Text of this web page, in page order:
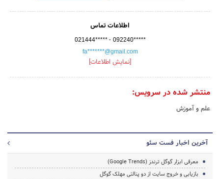
اطلاعات تماس
021444***** - 092240*****
fa*******@gmail.com
[نمایش اطلاعات]
منتشر شده در سرویس:
علم و آموزش
آخرین اخبار فست سئو
معرفی ابزار گوگل ترندز (Google Trends)
بازیابی و خروج سایت از دو پنالتی مهلک گوگل